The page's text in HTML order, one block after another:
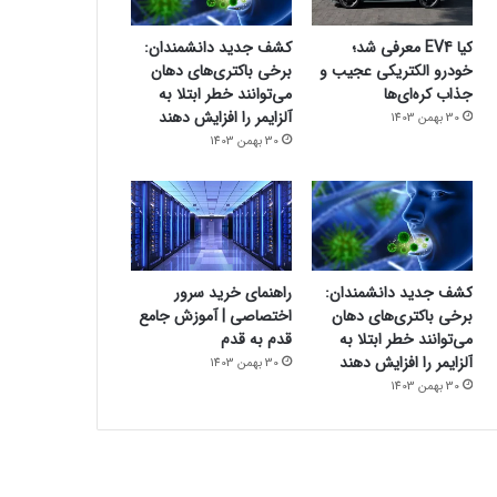
کیا EV4 معرفی شد؛
خودرو الکتریکی عجیب و
جذاب کره‌ای‌ها
30 بهمن 1403
کشف جدید دانشمندان:
برخی باکتری‌های دهان
می‌توانند خطر ابتلا به
آلزایمر را افزایش دهند
30 بهمن 1403
کشف جدید دانشمندان:
برخی باکتری‌های دهان
می‌توانند خطر ابتلا به
آلزایمر را افزایش دهند
30 بهمن 1403
راهنمای خرید سرور
اختصاصی | آموزش جامع
قدم به قدم
30 بهمن 1403